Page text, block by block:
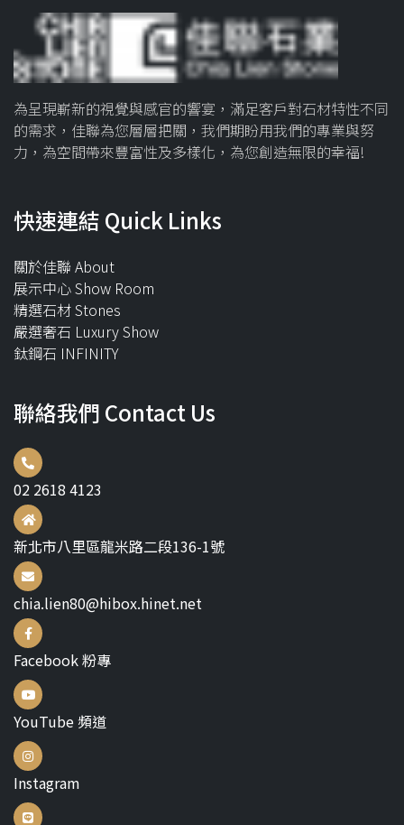
為呈現嶄新的視覺與感官的響宴，滿足客戶對石材特性不同
的需求，佳聯為您層層把關，我們期盼用我們的專業與努
力，為空間帶來豐富性及多樣化，為您創造無限的幸福!
快速連結 Quick Links
關於佳聯 About
展示中心 Show Room
精選石材 Stones
嚴選奢石 Luxury Show
鈦鋼石 INFINITY
聯絡我們 Contact Us
02 2618 4123
新北市八里區龍米路二段136-1號
chia.lien80@hibox.hinet.net
Facebook 粉專
YouTube 頻道
Instagram